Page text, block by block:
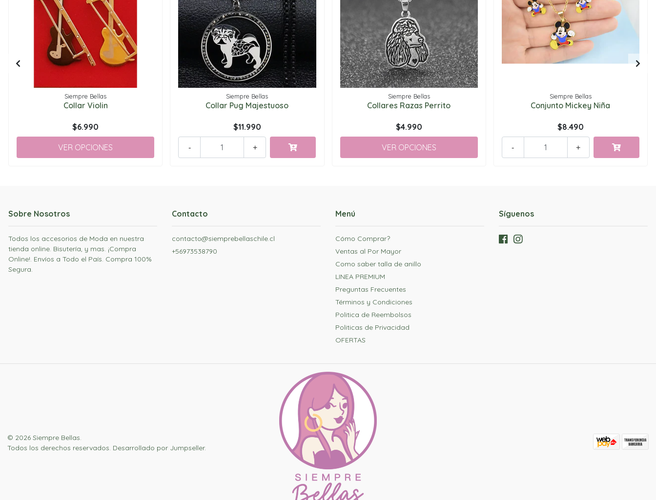
Siempre Bellas
Collar Violin
$6.990
VER OPCIONES
Siempre Bellas
Collar Pug Majestuoso
$11.990
+
-
Siempre Bellas
Collares Razas Perrito
$4.990
VER OPCIONES
Siempre Bellas
Conjunto Mickey Niña
$8.490
+
-
Sobre Nosotros
Todos los accesorios de Moda en nuestra
tienda online. Bisutería, y mas. ¡Compra
Online!. Envíos a Todo el País. Compra 100%
Segura.
Contacto
contacto@siemprebellaschile.cl
+56973538790
Menú
Cómo Comprar?
Ventas al Por Mayor
Como saber talla de anillo
LINEA PREMIUM
Preguntas Frecuentes
Términos y Condiciones
Politica de Reembolsos
Politicas de Privacidad
OFERTAS
Síguenos
© 2026 Siempre Bellas.
Todos los derechos reservados. Desarrollado por Jumpseller.